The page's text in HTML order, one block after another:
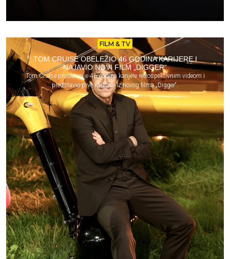
FILM & TV
TOM CRUISE OBELEŽIO 46 GODINA KARIJERE I
NAJAVIO NOVI FILM „DIGGER“
Tom Cruise proslavio je 46 godina karijere retrospektivnim videom i
predstavio prve kadrove iz novog filma „Digger“.